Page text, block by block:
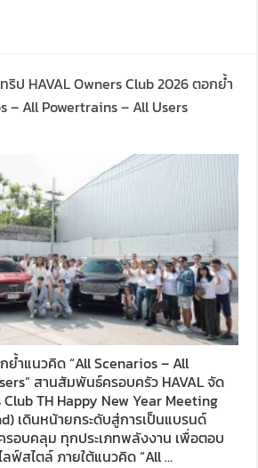
ริป HAVAL Owners Club 2026 ตอกย้ำ
– All Powertrains – All Users
ย้ำแนวคิด “All Scenarios – All
สานสัมพันธ์ครอบครัว HAVAL จัด
Club TH Happy New Year Meeting
เดินหน้ายกระดับสู่การเป็นแบรนด์
บคลุม ทุกประเภทพลังงาน เพื่อตอบ
ลฟ์สไตล์ ภายใต้แนวคิด “All …